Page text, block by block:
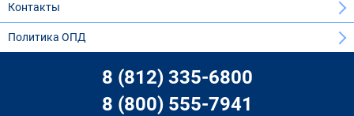
Контакты
Политика ОПД
8 (812) 335-6800
8 (800) 555-7941